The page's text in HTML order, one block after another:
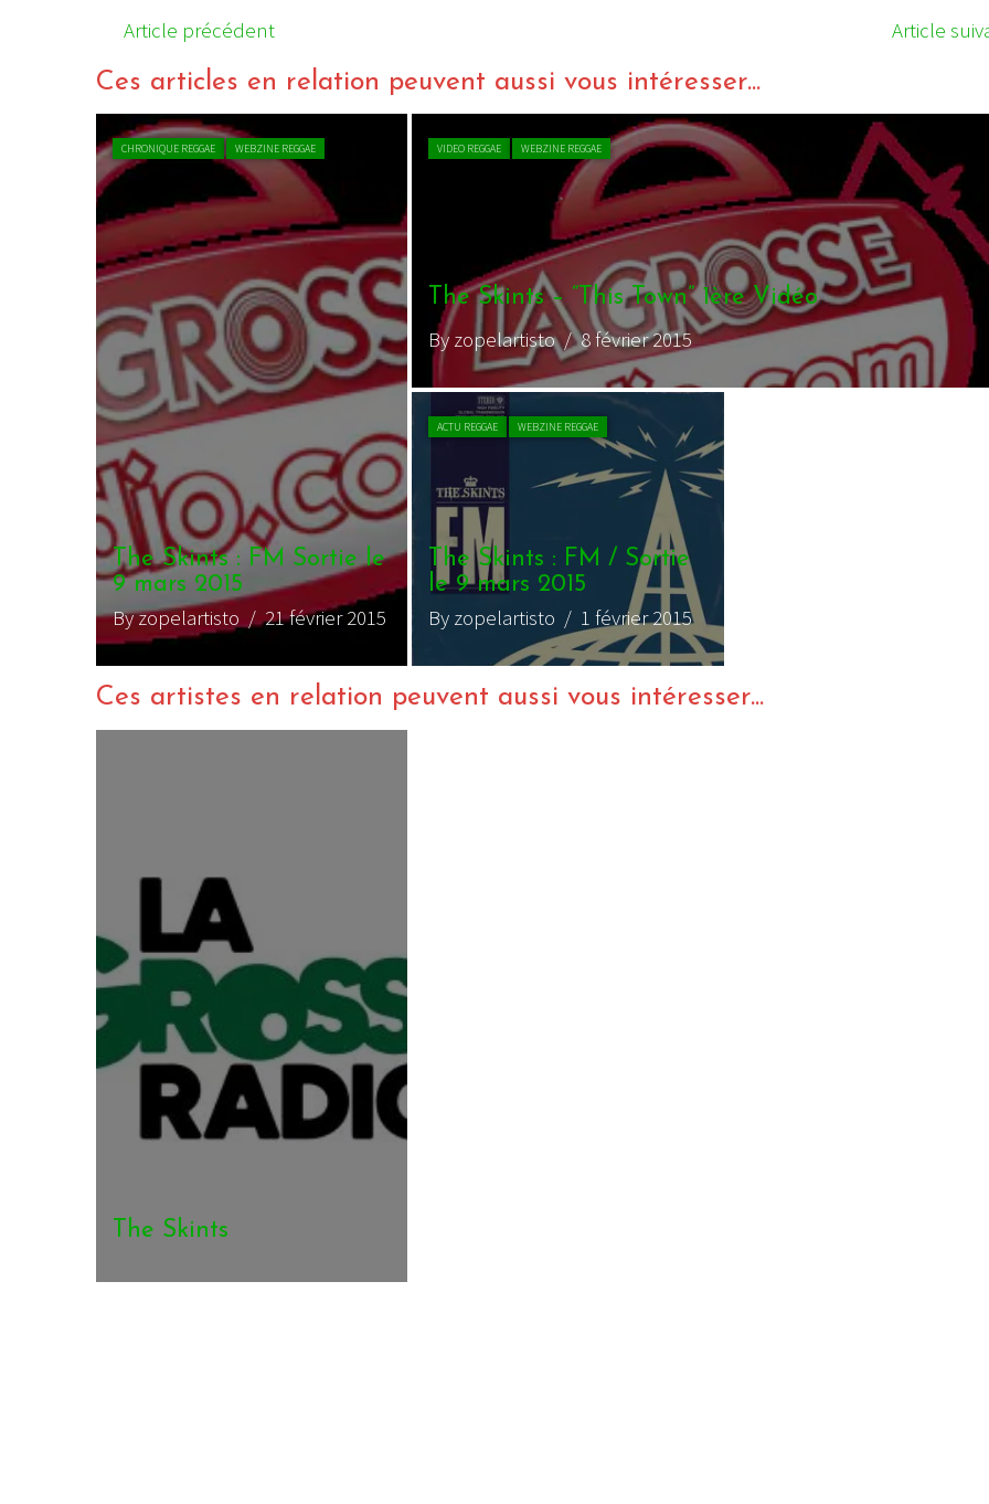
Article précédent Article
Ces articles en relation peuvent aussi vous intéresser...
CHRONIQUE REGGAE WEBZINE REGGAE
The Skints : FM Sortie le
9 mars 2015
By zopelartisto / 21 février 2015
VIDEO REGGAE WEBZINE REGGAE
The Skints – “This Town” 1ère Vidéo
By zopelartisto/ 8 février 2015
ACTU REGGAE WEBZINE REGGAE
The Skints : FM / Sortie
le 9 mars 2015
By zopelartisto / 1 février 2015
Ces artistes en relation peuvent aussi vous intéresser...
The Skints
Christmas Riffifi 2025 !!!